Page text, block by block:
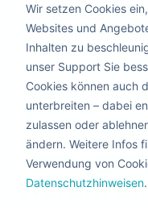
Corona
Mitteln nebenbei
Kita & Schule
Warum
Wir setzen Cookies
Websites und
Inhalten zu
unser Support Sie
Cookies können auch
unterbreiten – dabei
zulassen oder
ändern. Weitere Infos
Verwendung von
Datenschutzhinweisen.